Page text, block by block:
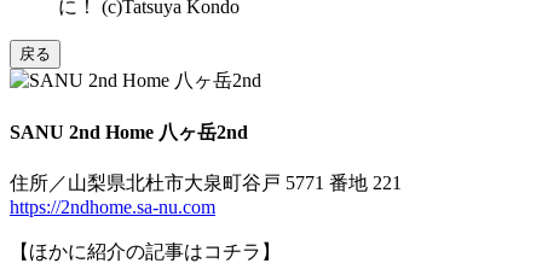
に！ (c)Tatsuya Kondo
戻る
SANU 2nd Home 八ヶ岳2nd
住所／山梨県北杜市大泉町谷戸 5771 番地 221
https://2ndhome.sa-nu.com
【ほかに紹介の記事はコチラ】